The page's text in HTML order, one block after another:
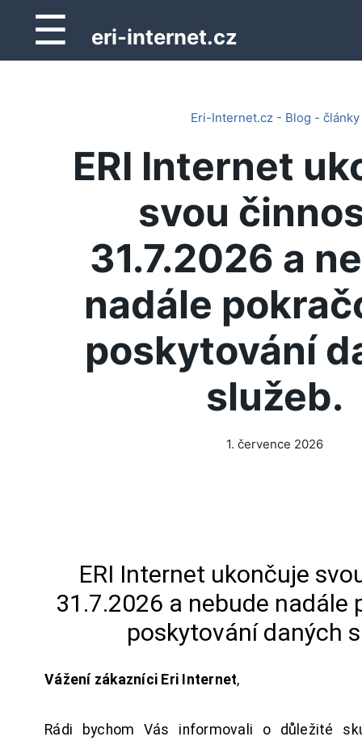
☰ eri-internet.cz
Eri-Internet.cz - Blog - články
ERI Internet
svou
31.7.2026 a
nadále
poskytování
služeb.
1. července 2026
ERI Internet ukončuje
31.7.2026 a nebude nadále
poskytování daných
Vážení zákazníci Eri Internet,
Rádi bychom Vás informovali o důležité